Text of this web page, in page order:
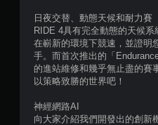
日夜交替、動態天候和耐力賽
RIDE 4具有完全動態的天候系
在嶄新的環境下競速，並證明
手。而首次推出的「
的進站維修和幾乎無止盡的賽
以策略致勝的世界吧！
神經網路AI
向大家介紹我們開發出的創新